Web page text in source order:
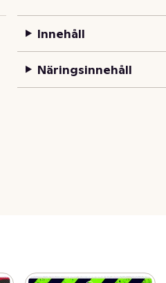
Innehåll
Näringsinnehåll